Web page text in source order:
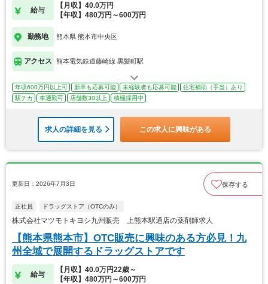
給与
【月収】40.0万円
【年収】480万円～600万円
勤務地 熊本県 熊本市中央区
アクセス 熊本電気鉄道藤崎線 黒髪町駅
年収600万円以上可 新卒も応募可能 未経験者も応募可能
住宅補助（手当）あり
駅チカ
車通勤可 店舗数30以上 積極採用中
求人の詳細を見る この求人に興味がある
更新日：2026年7月3日 保存する
正社員 ドラッグストア（OTCのみ）
株式会社マツモトキヨシ九州販売 上熊本駅通店の薬剤師求人
【熊本県熊本市】OTC販売に興味のある方必見！九
州全域で展開するドラッグストアです
給与
【月収】40.0万円22歳～
【年収】480万円～600万円